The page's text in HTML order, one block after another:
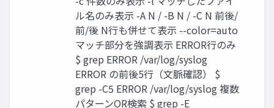
ル名のみ表示 -A N / -B N / -C N 前後/
前/後 N行も併せて表示 --color=auto
マッチ部分を強調表示 ERROR行のみ
$ grep ERROR /var/log/syslog
ERROR の前後5行（文脈確認） $
grep -C5 ERROR /var/log/syslog 複数
パターンOR検索 $ grep -E